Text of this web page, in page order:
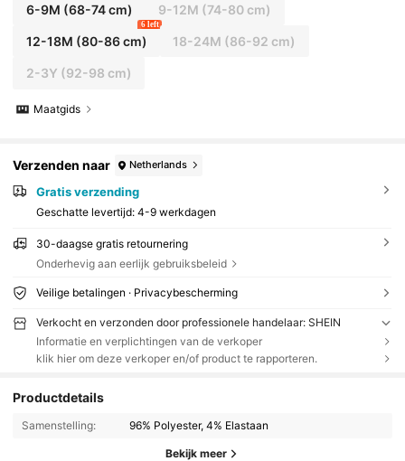
6-9M (68-74 cm) 9-12M (74-80 cm)
12-18M (80-86 cm)
6 left
18-24M (86-92 cm)
2-3Y (92-98 cm)
Maatgids
Verzenden naar Netherlands
Gratis verzending
Geschatte levertijd: 4-9 werkdagen
30-daagse gratis retournering
Onderhevig aan eerlijk gebruiksbeleid
Veilige betalingen · Privacybescherming
Verkocht en verzonden door professionele handelaar: SHEIN
Informatie en verplichtingen van de verkoper
klik hier om deze verkoper en/of product te rapporteren.
Productdetails
Samenstelling: 96% Polyester, 4% Elastaan
Bekijk meer